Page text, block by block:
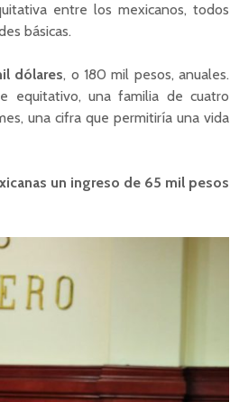
entre los mexicanos, todos
básicas.
dólares, o 180 mil pesos, anuales.
equitativo, una familia de cuatro
una cifra que permitiría una vida
un ingreso de 65 mil pesos